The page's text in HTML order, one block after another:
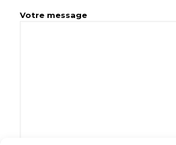
Votre message